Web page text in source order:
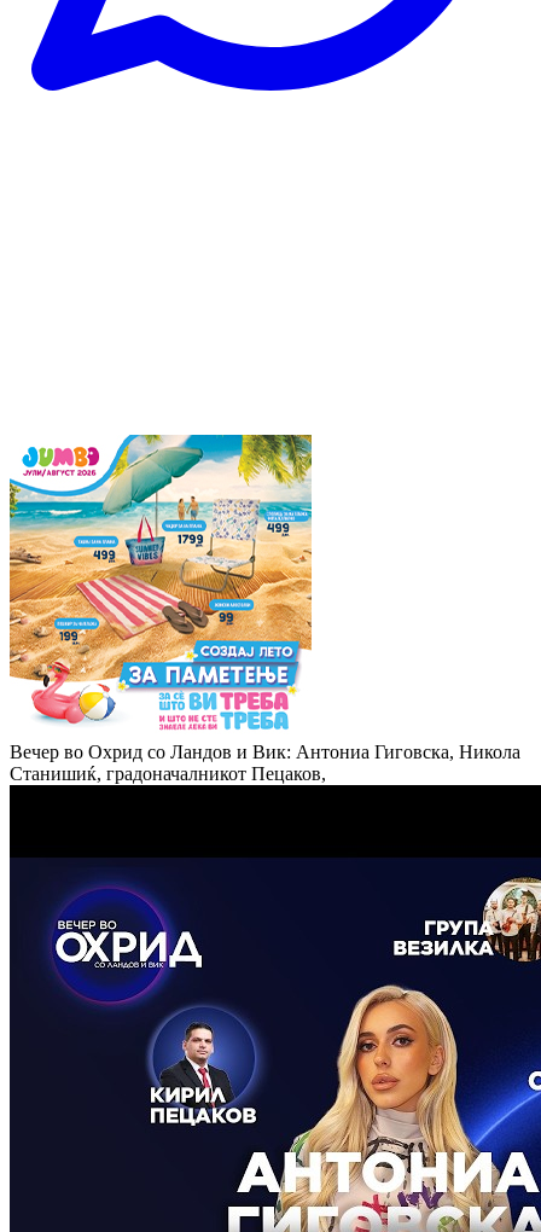
Вечер во Охрид со Ландов и Вик: Антониа Гиговска, Никола
Станишиќ, градоначалникот Пецаков,